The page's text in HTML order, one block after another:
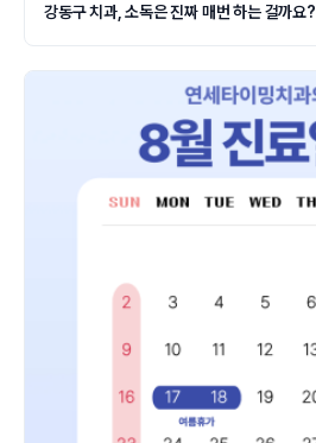
강동구 치과, 소독은 진짜 매번 하는 걸까요?